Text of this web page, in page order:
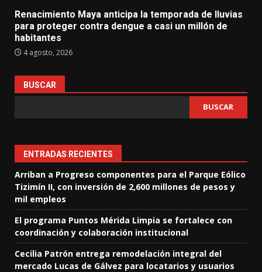
Renacimiento Maya anticipa la temporada de lluvias
para proteger contra dengue a casi un millón de
habitantes
4 agosto, 2026
BUSCAR
BUSCAR
ENTRADAS RECIENTES
Arriban a Progreso componentes para el Parque Eólico
Tizimín II, con inversión de 2,600 millones de pesos y
mil empleos
El programa Puntos Mérida Limpia se fortalece con
coordinación y colaboración institucional
Cecilia Patrón entrega remodelación integral del
mercado Lucas de Gálvez para locatarios y usuarios